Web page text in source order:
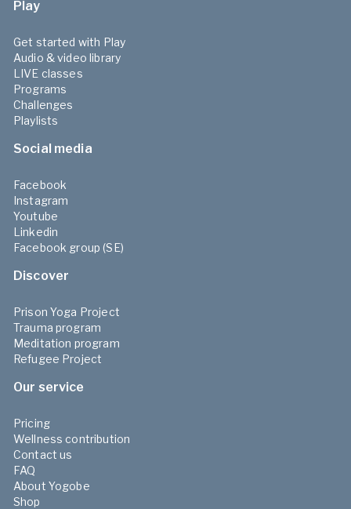
Play
Get started with Play
Audio & video library
LIVE classes
Programs
Challenges
Playlists
Social media
Facebook
Instagram
Youtube
Linkedin
Facebook group (SE)
Discover
Prison Yoga Project
Trauma program
Meditation program
Refugee Project
Our service
Pricing
Wellness contribution
Contact us
FAQ
About Yogobe
Shop